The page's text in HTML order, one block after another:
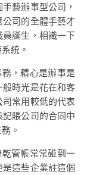
藝辦事型公司，
司的全體手藝才
誕生，相識一下
統。
，精心是辦事是
時光是花在和客
常用較低的代表
賬公司的合同中
。
管帳常常碰到一
這些企業註這個